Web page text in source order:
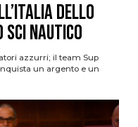
dello
sci nautico
azzurri; il team Sup
un argento e un